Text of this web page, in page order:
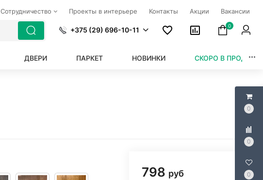
0
0
0
Сотрудничество Проекты в интерьере Контакты Акции Вакансии
+375 (29) 696-10-11
0
ДВЕРИ ПАРКЕТ НОВИНКИ СКОРО В ПРОДАЖЕ
798 руб